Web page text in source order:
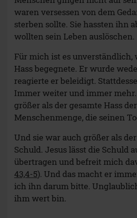
waren versessen von dem
sterben sollte. Sie hassten ihn
wollten sein Leben auslöschen.
Für mich ist es unverständlich,
Hass begegnete. Er wurde
reagierte er beleidigt.
Immer weiter und immer
größer als der gesamte Hass
Menschenmenge, die seinen
Und sie war auch größer als
Schuld. Jesus lässt die Schuld
übertragen und befreit mich
43,4-5). Und das macht er
ich ihn darum bitte.
ihm wert bin.